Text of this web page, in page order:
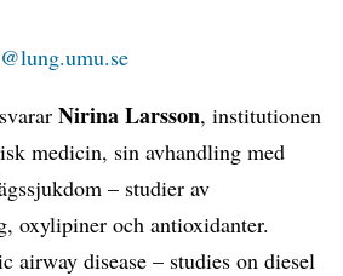
Nirina Larsson, institutionen
medicin, sin avhandling med
– studier av
oxylipiner och antioxidanter.
airway disease – studies on diesel